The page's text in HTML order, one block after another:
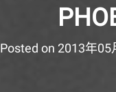
Posted on 2013年05